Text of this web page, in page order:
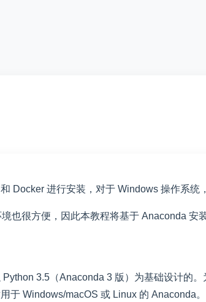
Docker 进行安装，对于 Windows 操作系统
也很方便，因此本教程将基于 Anaconda 安
3.5（Anaconda 3 版）为基础设计的
于 Windows/macOS 或 Linux 的 Anaconda。